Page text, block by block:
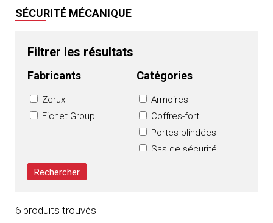
SÉCURITÉ MÉCANIQUE
Filtrer les résultats
Fabricants
Zerux
Fichet Group
Catégories
Armoires
Coffres-fort
Portes blindées
Sas de sécurité
6 produits trouvés